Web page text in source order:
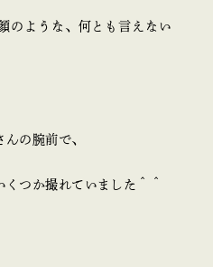
のような、何とも言えない
の腕前で、
つか撮れていました＾＾